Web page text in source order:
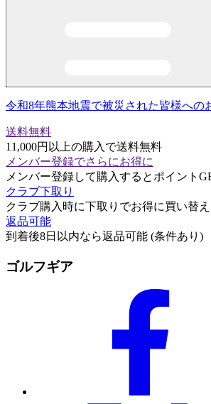
令和8年熊本地震で被災された皆様への
送料無料
11,000円以上の購入で送料無料
メンバー登録でさらにお得に
メンバー登録して購入するとポイント
クラブ下取り
クラブ購入時に下取りでお得に買い替え
返品可能
到着後8日以内なら返品可能 (条件あり)
ゴルフギア